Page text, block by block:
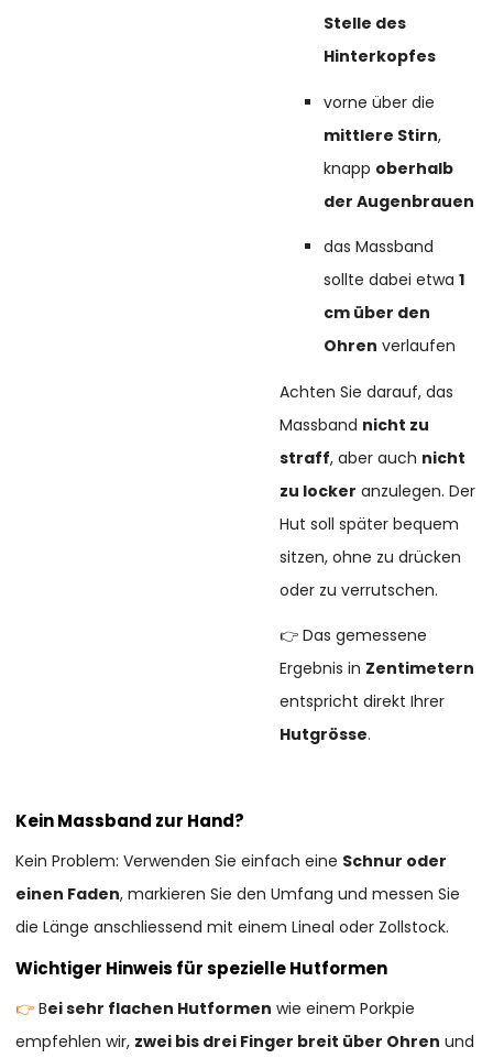
Stelle des
Hinterkopfes
vorne über die
mittlere Stirn,
knapp oberhalb
der Augenbrauen
das Massband
sollte dabei etwa1
cm über den
Ohren verlaufen
Achten Sie darauf, das
Massband nicht zu
straff, aber auch nicht
zu locker anzulegen. Der
Hut soll später bequem
sitzen, ohne zu drücken
oder zu verrutschen.
👉 Das gemessene
Ergebnis in Zentimetern
entspricht direkt Ihrer
Hutgrösse.
Kein Massband zur Hand?
Kein Problem: Verwenden Sie einfach eine Schnur oder
einen Faden, markieren Sie den Umfang und messen Sie
die Länge anschliessend mit einem Lineal oder Zollstock.
Wichtiger Hinweis für spezielle Hutformen
👉Bei sehr flachen Hutformen wie einem Porkpie
empfehlen wir, zwei bis drei Finger breit über Ohren und